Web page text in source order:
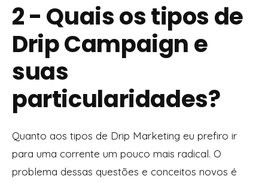
2 - Quais os tipos de
Drip Campaign e
suas
particularidades?
Quanto aos tipos de Drip Marketing eu prefiro ir
para uma corrente um pouco mais radical. O
problema dessas questões e conceitos novos é